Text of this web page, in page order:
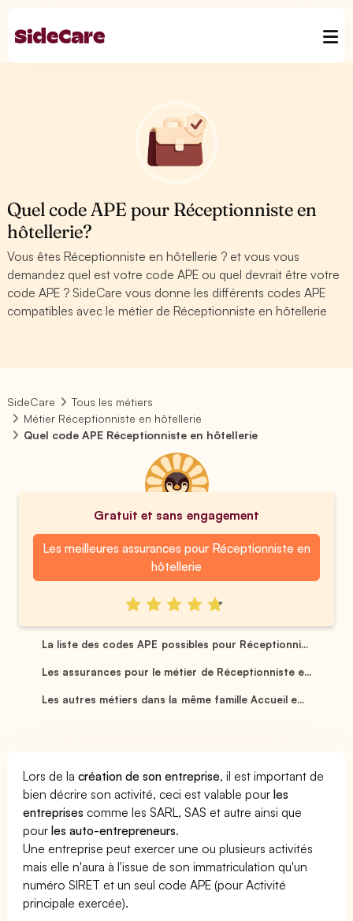
Quel code APE pour Réceptionniste en
hôtellerie?
Vous êtes Réceptionniste en hôtellerie ? et vous vous
demandez quel est votre code APE ou quel devrait être votre
code APE ? SideCare vous donne les différents codes APE
compatibles avec le métier de Réceptionniste en hôtellerie
SideCare
Tous les métiers
Métier Réceptionniste en hôtellerie
Quel code APE Réceptionniste en hôtellerie
Gratuit et sans engagement
Les meilleures assurances pour Réceptionniste en
hôtellerie
La liste des codes APE possibles pour Réceptionni...
Les assurances pour le métier de Réceptionniste e...
Les autres métiers dans la même famille Accueil e...
Lors de lacréation de son entreprise, il est important de
bien décrire son activité, ceci est valable pourles
entreprises comme les SARL, SAS et autre ainsi que
pourles auto-entrepreneurs.
Une entreprise peut exercer une ou plusieurs activités
mais elle n'aura à l'issue de son immatriculation qu'un
numéro SIRET et un seul code APE (pour Activité
principale exercée).